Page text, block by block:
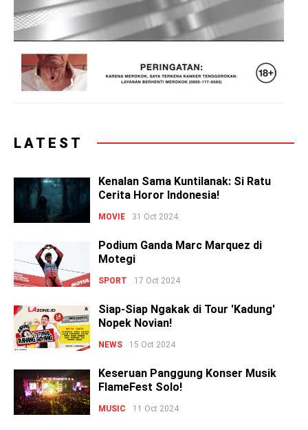
LATEST
Kenalan Sama Kuntilanak: Si Ratu
Cerita Horor Indonesia!
MOVIE 31 Oct 2024
Podium Ganda Marc Marquez di
Motegi
SPORT 17 Oct 2024
Siap-Siap Ngakak di Tour 'Kadung'
Nopek Novian!
NEWS 15 Oct 2024
Keseruan Panggung Konser Musik
FlameFest Solo!
MUSIC 11 Oct 2024